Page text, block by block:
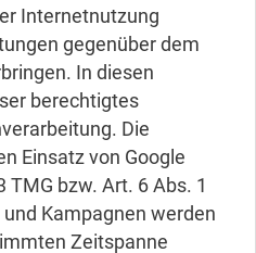
Internetnutzung
gegenüber dem
In diesen
berechtigtes
Die
Einsatz von Google
bzw. Art. 6 Abs. 1
und Kampagnen werden
Zeitspanne